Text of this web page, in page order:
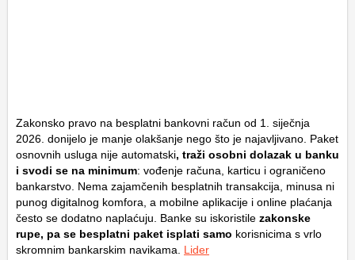
Zakonsko pravo na besplatni bankovni račun od 1. siječnja
2026. donijelo je manje olakšanje nego što je najavljivano. Paket
osnovnih usluga nije automatski, traži osobni dolazak u banku
i svodi se na minimum: vođenje računa, karticu i ograničeno
bankarstvo. Nema zajamčenih besplatnih transakcija, minusa ni
punog digitalnog komfora, a mobilne aplikacije i online plaćanja
često se dodatno naplaćuju. Banke su iskoristile zakonske
rupe, pa se besplatni paket isplati samo korisnicima s vrlo
skromnim bankarskim navikama. Lider